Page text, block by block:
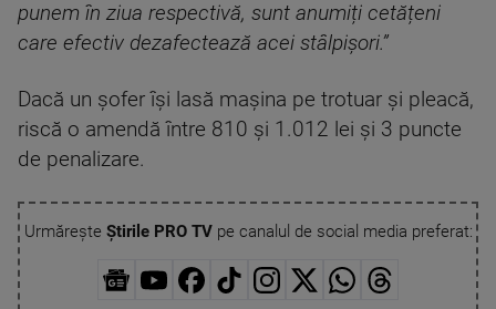
punem în ziua respectivă, sunt anumiți cetățeni
care efectiv dezafectează acei stâlpișori.”
Dacă un șofer își lasă mașina pe trotuar și pleacă,
riscă o amendă între 810 și 1.012 lei și 3 puncte
de penalizare.
Urmărește Știrile PRO TVpe canalul de social media preferat: